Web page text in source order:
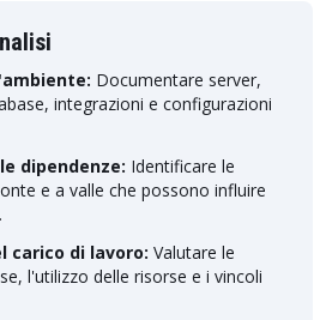
Documentare server,
integrazioni e configurazioni
dipendenze: Identificare le
e a valle che possono influire
carico di lavoro: Valutare le
l'utilizzo delle risorse e i vincoli